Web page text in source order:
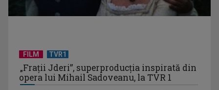
„Spune-mi”, piesa Monicăi Anghel – a patra cea mai votată
în concursul ...
FILM TVR1
„Frații Jderi”, superproducția inspirată din
opera lui Mihail Sadoveanu, la TVR 1